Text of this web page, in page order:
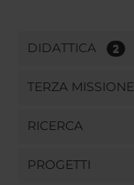
DIDATTICA 2
TERZA MISSIONE
RICERCA
PROGETTI